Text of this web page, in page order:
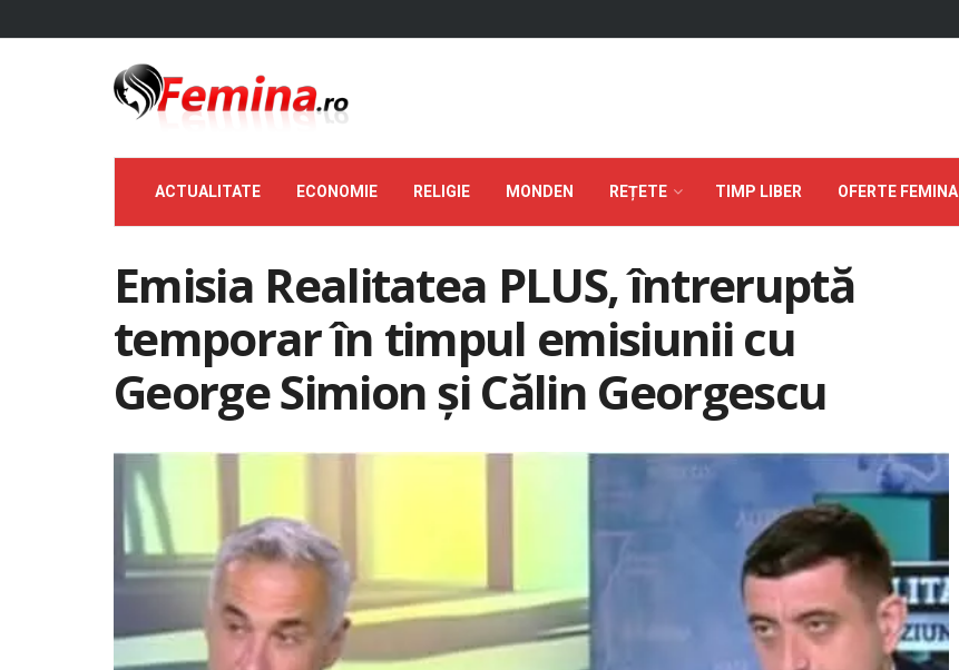
ACTUALITATE ECONOMIE RELIGIE MONDEN REȚETE TIMP LIBER OFERTE FEMINA
Emisia Realitatea PLUS, întreruptă
temporar în timpul emisiunii cu
George Simion și Călin Georgescu